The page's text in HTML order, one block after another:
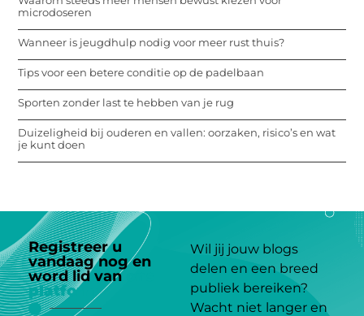
microdoseren
Wanneer is jeugdhulp nodig voor meer rust thuis?
Tips voor een betere conditie op de padelbaan
Sporten zonder last te hebben van je rug
Duizeligheid bij ouderen en vallen: oorzaken, risico’s en wat
je kunt doen
Registreer u
vandaag nog en
word lid van
platform
Wil jij jouw blogs
delen en een breed
publiek bereiken?
Wacht niet langer en